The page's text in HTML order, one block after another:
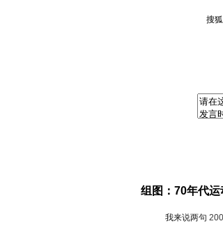
组图：70年代
我来说两句